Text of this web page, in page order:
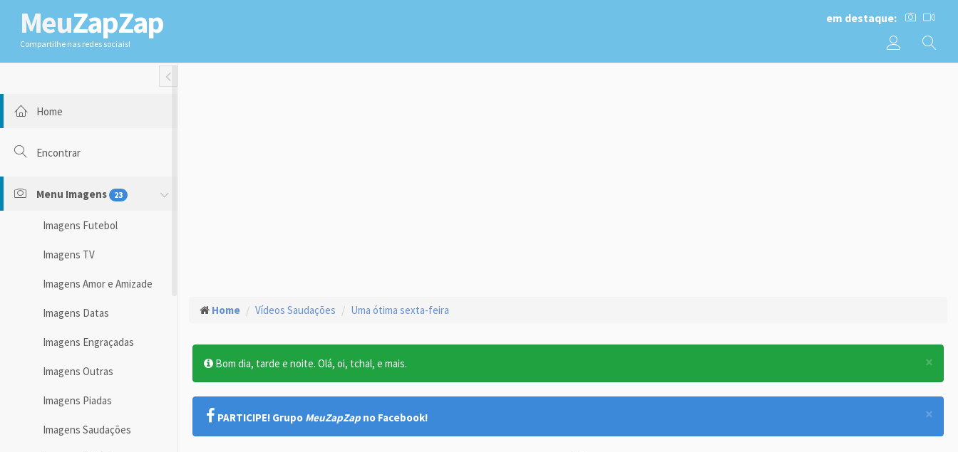
MeuZapZap
Compartilhe nas redes sociais!
em destaque:
Toggle Fullwidth
Home
Encontrar
Menu Imagens 23
Imagens Futebol
Imagens TV
Imagens Amor e Amizade
Imagens Datas
Imagens Engraçadas
Imagens Outras
Imagens Piadas
Imagens Saudações
Home Vídeos Saudações Uma ótima sexta-feira
×
Bom dia, tarde e noite. Olá, oi, tchal, e mais.
×
PARTICIPE! Grupo MeuZapZap no Facebook!